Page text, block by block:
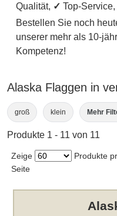
Qualität, ✓ Top-Service,
Bestellen Sie noch
unserer mehr als 10-
Kompetenz!
Alaska Flaggen in
groß klein Mehr
Produkte 1 - 11 von 11
Zeige
Produkte
Seite